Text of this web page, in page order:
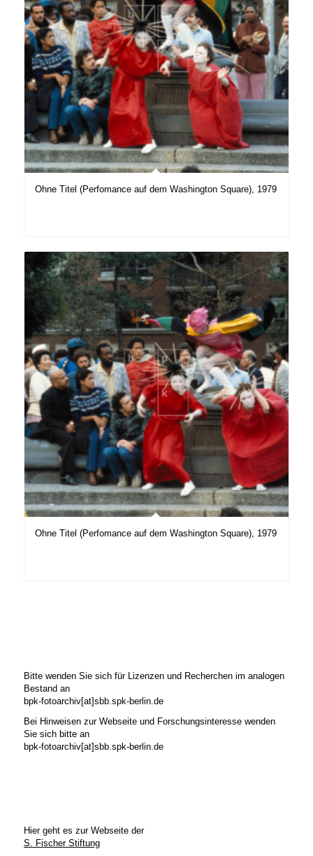
Ohne Titel (Perfomance auf dem Washington Square), 1979
Ohne Titel (Perfomance auf dem Washington Square), 1979
Bitte wenden Sie sich für Lizenzen und Recherchen im analogen
Bestand an
bpk-fotoarchiv[at]sbb.spk-berlin.de
Bei Hinweisen zur Webseite und Forschungsinteresse wenden
Sie sich bitte an
bpk-fotoarchiv[at]sbb.spk-berlin.de
Hier geht es zur Webseite der
S. Fischer Stiftung